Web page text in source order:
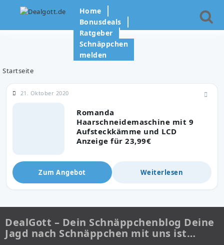
Home
Bonusdeals
Ratgeber
Schnäppchen
melden
Startseite
Romanda
Haarschneidemaschine mit 9
Aufsteckkämme und LCD
Anzeige für 23,99€
21. Oktober 2020
Zum Angebot Weiterlesen
DealGott – Dein Schnäppchenblog Deine
Jagd nach Schnäppchen mit uns ist…